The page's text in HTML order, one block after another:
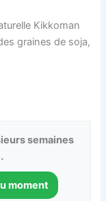
Kikkoman
graines de soja,
semaines
moment